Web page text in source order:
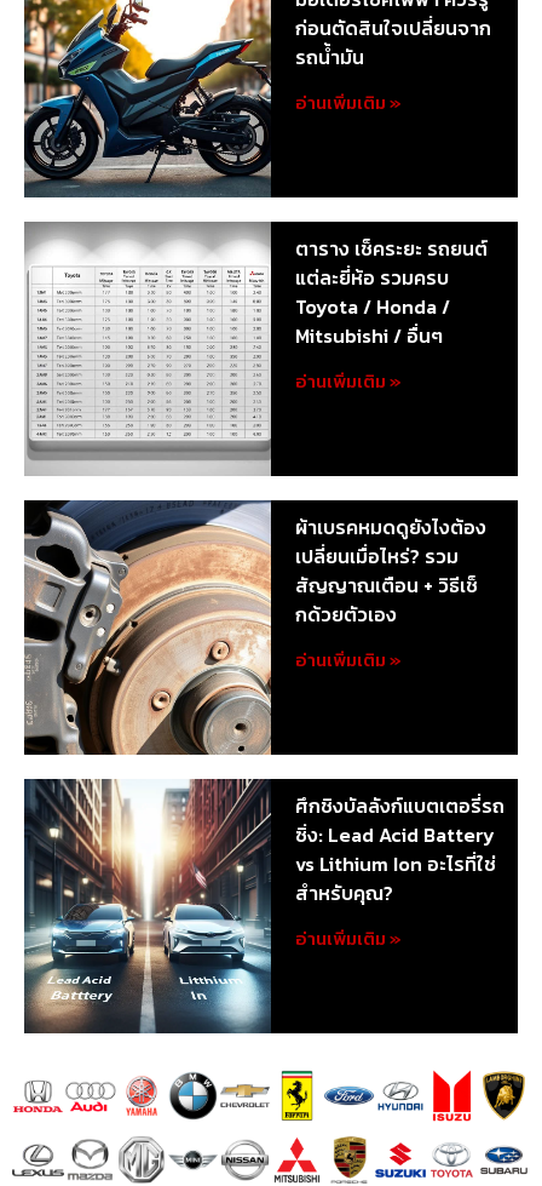
ก่อนตัดสินใจเปลี่ยนจาก
รถน้ำมัน
อ่านเพิ่มเติม »
ตาราง เช็คระยะ รถยนต์
แต่ละยี่ห้อ รวมครบ
Toyota / Honda /
Mitsubishi / อื่นๆ
อ่านเพิ่มเติม »
ผ้าเบรคหมดดูยังไงต้อง
เปลี่ยนเมื่อไหร่? รวม
สัญญาณเตือน + วิธีเช็
กด้วยตัวเอง
อ่านเพิ่มเติม »
ศึกชิงบัลลังก์แบตเตอรี่รถ
ซิ่ง: Lead Acid Battery
vs Lithium Ion อะไรที่ใช่
สำหรับคุณ?
อ่านเพิ่มเติม »